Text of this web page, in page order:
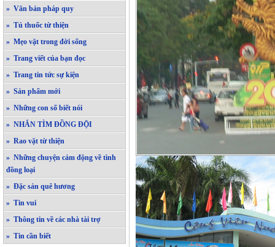
» Văn bản pháp quy
» Tủ thuốc từ thiện
» Mẹo vặt trong đời sống
» Trang viết của bạn đọc
» Trang tin tức sự kiện
» Sản phẩm mới
» Những con số biết nói
» NHẮN TÌM ĐỒNG ĐỘI
» Rao vặt từ thiện
» Những chuyện cảm động về tình
đồng loại
» Đặc sản quê hương
» Tin vui
» Thông tin về các nhà tài trợ
» Tin cần biết